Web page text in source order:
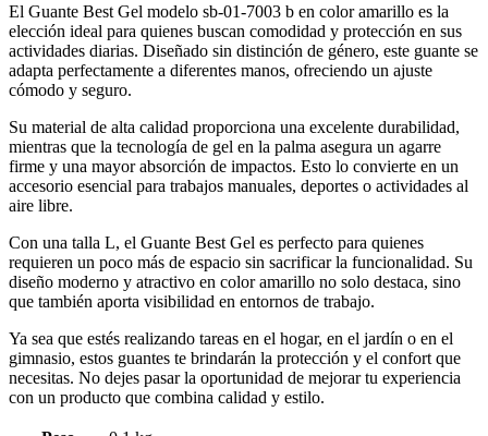
El Guante Best Gel modelo sb-01-7003 b en color amarillo es la
elección ideal para quienes buscan comodidad y protección en sus
actividades diarias. Diseñado sin distinción de género, este guante se
adapta perfectamente a diferentes manos, ofreciendo un ajuste
cómodo y seguro.
Su material de alta calidad proporciona una excelente durabilidad,
mientras que la tecnología de gel en la palma asegura un agarre
firme y una mayor absorción de impactos. Esto lo convierte en un
accesorio esencial para trabajos manuales, deportes o actividades al
aire libre.
Con una talla L, el Guante Best Gel es perfecto para quienes
requieren un poco más de espacio sin sacrificar la funcionalidad. Su
diseño moderno y atractivo en color amarillo no solo destaca, sino
que también aporta visibilidad en entornos de trabajo.
Ya sea que estés realizando tareas en el hogar, en el jardín o en el
gimnasio, estos guantes te brindarán la protección y el confort que
necesitas. No dejes pasar la oportunidad de mejorar tu experiencia
con un producto que combina calidad y estilo.